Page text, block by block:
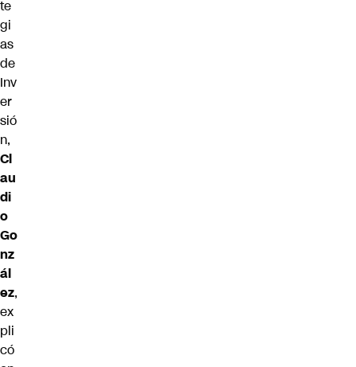
te
gi
as
de
Inv
er
sió
n,
Cl
au
di
o
Go
nz
ál
ez,
ex
pli
có